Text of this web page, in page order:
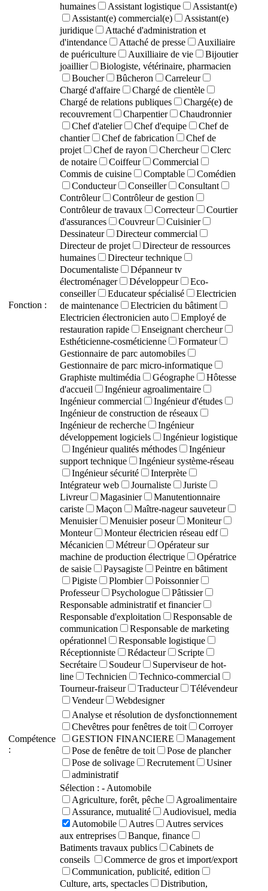
Fonction :
humaines
Assistant logistique
Assistant(e)
Assistant(e) commercial(e)
Assistant(e)
juridique
Attaché d'administration et
d'intendance
Attaché de presse
Auxiliaire
de puériculture
Auxilliaire de vie
Bijoutier
joaillier
Biologiste, vétérinaire, pharmacien
Boucher
Bûcheron
Carreleur
Chargé d'affaire
Chargé de clientèle
Chargé de relations publiques
Chargé(e) de
recouvrement
Charpentier
Chaudronnier
Chef d'atelier
Chef d'equipe
Chef de
chantier
Chef de fabrication
Chef de
projet
Chef de rayon Chercheur
Clerc
de notaire
Coiffeur
Commercial
Commis de cuisine
Comptable
Comédien
Conducteur
Conseiller
Consultant
Contrôleur
Contrôleur de gestion
Contrôleur de travaux
Correcteur
Courtier
d'assurances
Couvreur
Cuisinier
Dessinateur
Directeur commercial
Directeur de projet
Directeur de ressources
humaines
Directeur technique
Documentaliste
Dépanneur tv
électroménager
Développeur
Eco-
conseiller
Educateur spécialisé
Electricien
de maintenance
Electricien du bâtiment
Electricien électronicien auto
Employé de
restauration rapide
Enseignant chercheur
Esthéticienne-cosméticienne
Formateur
Gestionnaire de parc automobiles
Gestionnaire de parc micro-informatique
Graphiste multimédia
Géographe
Hôtesse
d'accueil
Ingénieur agroalimentaire
Ingénieur commercial
Ingénieur d'études
Ingénieur de construction de réseaux
Ingénieur de recherche
Ingénieur
développement logiciels
Ingénieur logistique
Ingénieur qualités méthodes
Ingénieur
support technique
Ingénieur système-réseau
Ingénieur sécurité
Interprète
Intégrateur web
Journaliste
Juriste
Livreur
Magasinier
Manutentionnaire
cariste
Maçon
Maître-nageur sauveteur
Menuisier
Menuisier poseur
Moniteur
Monteur
Monteur électricien réseau edf
Mécanicien
Métreur
Opérateur sur
machine de production électrique
Opératrice
de saisie
Paysagiste
Peintre en bâtiment
Pigiste
Plombier
Poissonnier
Professeur
Psychologue
Pâtissier
Responsable administratif et financier
Responsable d'exploitation
Responsable de
communication
Responsable de marketing
opérationnel
Responsable logistique
Réceptionniste
Rédacteur
Scripte
Secrétaire
Soudeur
Superviseur de hot-
line
Technicien
Technico-commercial
Tourneur-fraiseur
Traducteur
Télévendeur
Vendeur
Webdesigner
Compétence
:
Analyse et résolution de dysfonctionnement
Chevêtres pour fenêtres de toit
Corroyer
GESTION FINANCIERE
Management
Pose de fenêtre de toit
Pose de plancher
Pose de solivage
Recrutement
Usiner
administratif
Sélection : - Automobile
Agriculture, forêt, pêche
Agroalimentaire
Assurance, mutualité
Audiovisuel, media
Automobile
Autres
Autres services
aux entreprises
Banque, finance
Batiments travaux publics
Cabinets de
conseils
Commerce de gros et import/export
Communication, publicité, edition
Culture, arts, spectacles
Distribution,